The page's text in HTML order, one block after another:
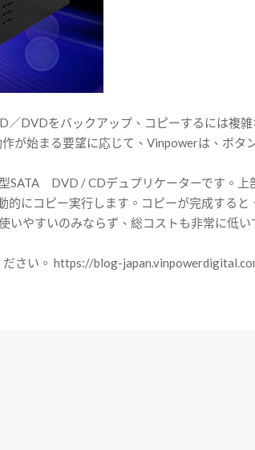
DVDをバックアップ、コピーするには複
が始まる要望に応じて、Vinpowerは、ボ
DVD / CDデュプリケーターです。
にコピー実行します。コピーが完成する
やすいのみならず、総コストも非常に低
さい。 https://blog-